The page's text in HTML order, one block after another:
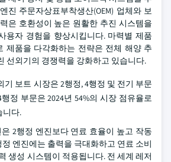
진 주문자상표부착생산(OEM) 업체와 보
은 호환성이 높은 원활한 추진 시스템을
용자 경험을 향상시킵니다. 마력별 제품
제품을 다각화하는 전략은 전체 해양 추
선외기의 경쟁력을 강화하고 있습니다.
기 보트 시장은 2행정, 4행정 및 전기 부문
정 부문은 2024년 54%의 시장 점유율로
니다.
2행정 엔진보다 연료 효율이 높고 작동
엔진에는 출력을 극대화하고 연료 소비
생성 시스템이 적용됩니다. 전 세계 레저